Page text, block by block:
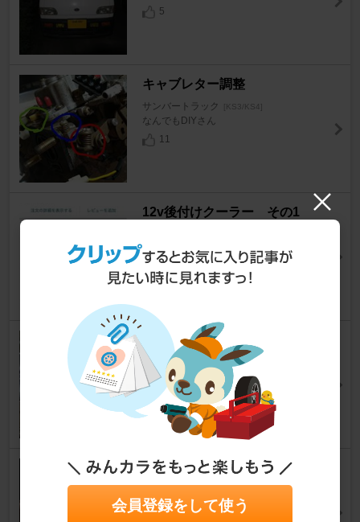
5
キャブレター調整
サンバートラック [KS3/KS4]
なんでもDIYさん
11
12v後付けクーラー その1
みずさん。さん
キャブレターオーバーホールそ
の2
サンバートラック [KS3/KS4]
なんでもDIYさん
5
メーカー不明 KV4用ダウンサス
じゅんいちろうさん
会員登録をして使う